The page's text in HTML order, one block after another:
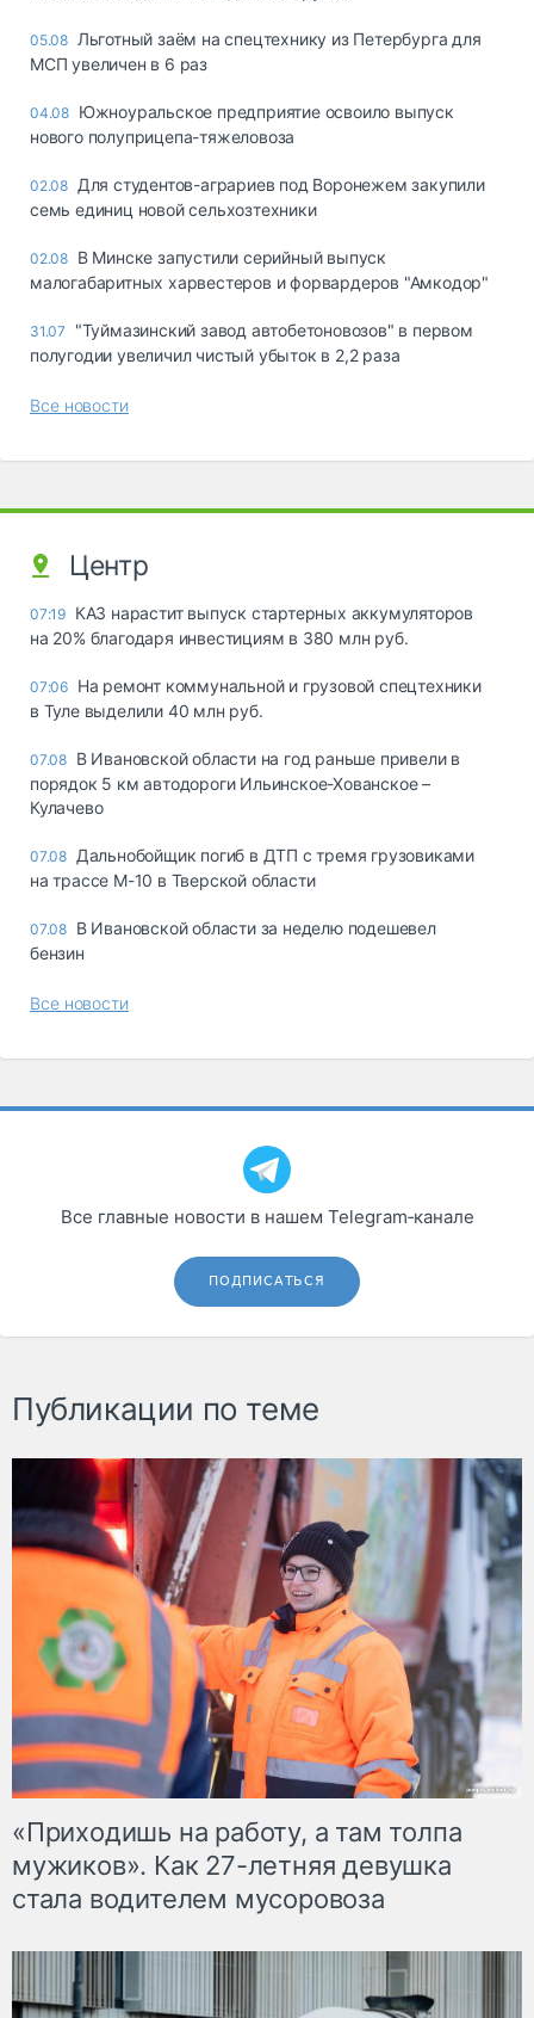
05.08 Льготный заём на спецтехнику из Петербурга для
МСП увеличен в 6 раз
04.08 Южноуральское предприятие освоило выпуск
нового полуприцепа-тяжеловоза
02.08 Для студентов-аграриев под Воронежем закупили
семь единиц новой сельхозтехники
02.08 В Минске запустили серийный выпуск
малогабаритных харвестеров и форвардеров "Амкодор"
31.07
"Туймазинский завод автобетоновозов" в первом
полугодии увеличил чистый убыток в 2,2 раза
Все новости
Центр
07:19 КАЗ нарастит выпуск стартерных аккумуляторов
на 20% благодаря инвестициям в 380 млн руб.
07:06 На ремонт коммунальной и грузовой спецтехники
в Туле выделили 40 млн руб.
07.08 В Ивановской области на год раньше привели в
порядок 5 км автодороги Ильинское-Хованское –
Кулачево
07.08 Дальнобойщик погиб в ДТП с тремя грузовиками
на трассе М-10 в Тверской области
07.08 В Ивановской области за неделю подешевел
бензин
Все новости
Все главные новости в нашем Telegram‑канале
ПОДПИСАТЬСЯ
Публикации по теме
«Приходишь на работу, а там толпа
мужиков». Как 27-летняя девушка
стала водителем мусоровоза